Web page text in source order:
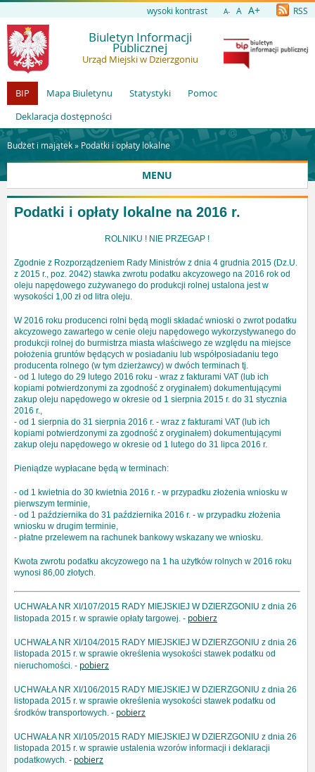
wysoki kontrast A- A A+ RSS
Biuletyn Informacji
Publicznej
Urząd Miejski w Dzierzgoniu
BIP Mapa Biuletynu Statystyki
Pomoc
Deklaracja dostępności
Budżet i majątek » Podatki i opłaty lokalne
MENU
Podatki i opłaty lokalne na 2016 r.
ROLNIKU ! NIE PRZEGAP !
Zgodnie z Rozporządzeniem Rady Ministrów z dnia 4 grudnia 2015 (Dz.U.
z 2015 r., poz. 2042) stawka zwrotu podatku akcyzowego na 2016 rok od
oleju napędowego zużywanego do produkcji rolnej ustalona jest w
wysokości 1,00 zł od litra oleju.
W 2016 roku producenci rolni będą mogli składać wnioski o zwrot podatku
akcyzowego zawartego w cenie oleju napędowego wykorzystywanego do
produkcji rolnej do burmistrza miasta właściwego ze względu na miejsce
położenia gruntów będących w posiadaniu lub współposiadaniu tego
producenta rolnego (w tym dzierżawcy) w dwóch terminach tj.
- od 1 lutego do 29 lutego 2016 roku - wraz z fakturami VAT (lub ich
kopiami potwierdzonymi za zgodność z oryginałem) dokumentującymi
zakup oleju napędowego w okresie od 1 sierpnia 2015 r. do 31 stycznia
2016 r.,
- od 1 sierpnia do 31 sierpnia 2016 r. - wraz z fakturami VAT (lub ich
kopiami potwierdzonymi za zgodność z oryginałem) dokumentującymi
zakup oleju napędowego w okresie od 1 lutego do 31 lipca 2016 r.
Pieniądze wypłacane będą w terminach:
- od 1 kwietnia do 30 kwietnia 2016 r. - w przypadku złożenia wniosku w
pierwszym terminie,
- od 1 października do 31 października 2016 r. - w przypadku złożenia
wniosku w drugim terminie,
- płatne przelewem na rachunek bankowy wskazany we wniosku.
Kwota zwrotu podatku akcyzowego na 1 ha użytków rolnych w 2016 roku
wynosi 86,00 złotych.
UCHWAŁA NR XI/107/2015 RADY MIEJSKIEJ W DZIERZGONIU z dnia 26
listopada 2015 r. w sprawie opłaty targowej. - pobierz
UCHWAŁA NR XI/104/2015 RADY MIEJSKIEJ W DZIERZGONIU z dnia 26
listopada 2015 r. w sprawie określenia wysokości stawek podatku od
nieruchomości. - pobierz
UCHWAŁA NR XI/106/2015 RADY MIEJSKIEJ W DZIERZGONIU z dnia 26
listopada 2015 r. w sprawie określenia wysokości stawek podatku od
środków transportowych. - pobierz
UCHWAŁA NR XI/105/2015 RADY MIEJSKIEJ W DZIERZGONIU z dnia 26
listopada 2015 r. w sprawie ustalenia wzorów informacji i deklaracji
podatkowych. - pobierz